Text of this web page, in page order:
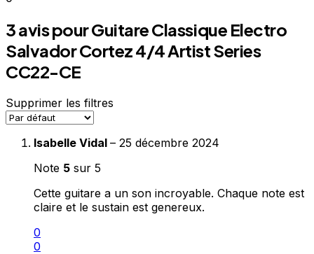
3 avis pourGuitare Classique Electro
Salvador Cortez 4/4 Artist Series
CC22-CE
Supprimer les filtres
Isabelle Vidal – 25 décembre 2024
Note 5 sur 5
Cette guitare a un son incroyable. Chaque note est
claire et le sustain est genereux.
0
0